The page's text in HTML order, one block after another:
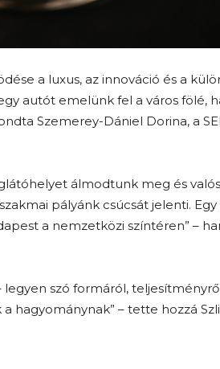
a luxus, az innováció és a
autót emelünk fel a város fölé,
Szemerey-Dániel Dorina, a
álmodtunk meg és
pályánk csúcsát jelenti.
a nemzetközi színtéren” –
szó formáról,
– tette hozzá